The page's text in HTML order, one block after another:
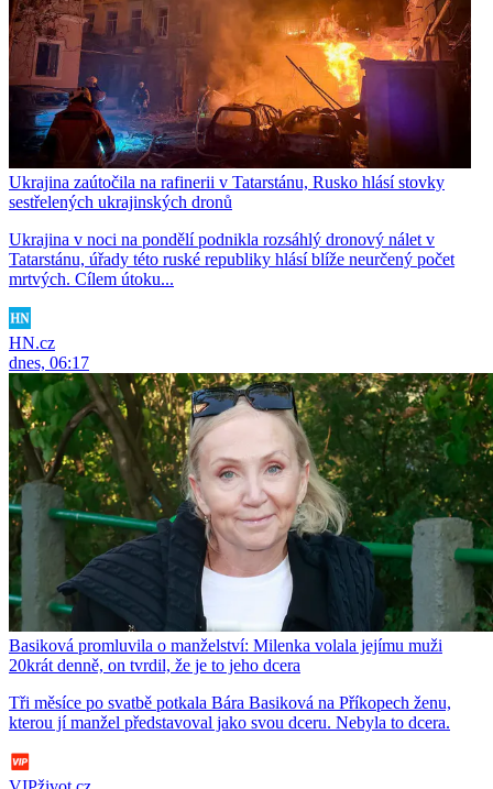
Ukrajina zaútočila na rafinerii v Tatarstánu, Rusko hlásí stovky
sestřelených ukrajinských dronů
Ukrajina v noci na pondělí podnikla rozsáhlý dronový nálet v
Tatarstánu, úřady této ruské republiky hlásí blíže neurčený počet
mrtvých. Cílem útoku...
HN.cz
dnes, 06:17
Basiková promluvila o manželství: Milenka volala jejímu muži
20krát denně, on tvrdil, že je to jeho dcera
Tři měsíce po svatbě potkala Bára Basiková na Příkopech ženu,
kterou jí manžel představoval jako svou dceru. Nebyla to dcera.